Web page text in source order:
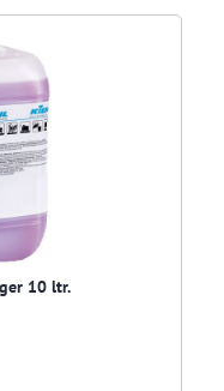
10 ltr.